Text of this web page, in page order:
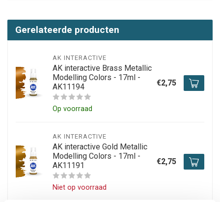
Gerelateerde producten
AK INTERACTIVE
AK interactive Brass Metallic
Modelling Colors - 17ml -
AK11194
Op voorraad
€2,75
AK INTERACTIVE
AK interactive Gold Metallic
Modelling Colors - 17ml -
AK11191
Niet op voorraad
€2,75